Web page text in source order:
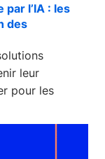
l’IA : les
des
leur
pour les